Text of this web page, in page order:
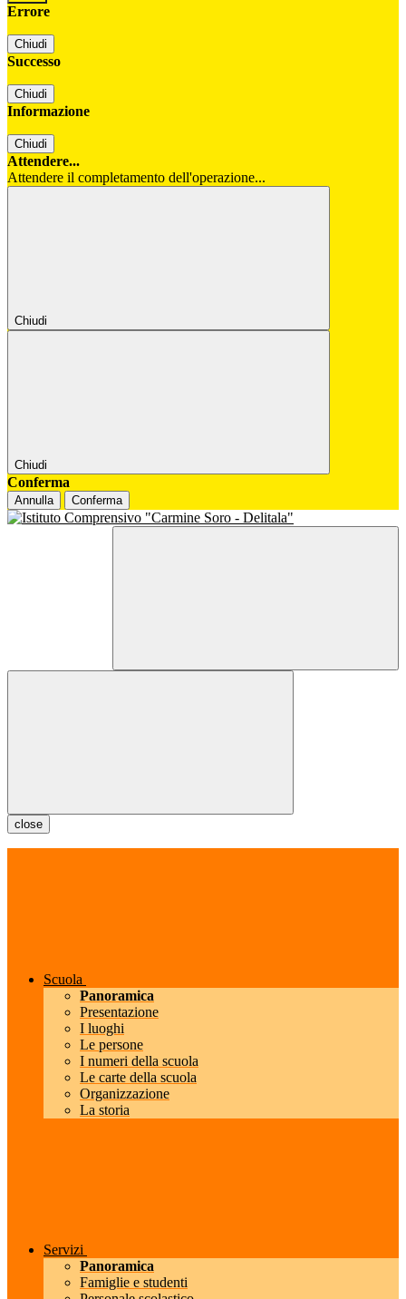
Errore
Chiudi
Successo
Chiudi
Informazione
Chiudi
Attendere...
Attendere il completamento dell'operazione...
Chiudi
Chiudi
Conferma
Annulla Conferma
close
Scuola
Panoramica
Presentazione
I luoghi
Le persone
I numeri della scuola
Le carte della scuola
Organizzazione
La storia
Servizi
Panoramica
Famiglie e studenti